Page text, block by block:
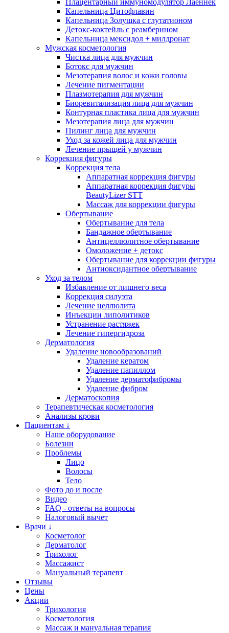
Плацентарный иммуномодулятор Лаеннек
Капельница Цитофлавин
Капельница Золушка с глутатионом
Детокс-коктейль с реамберином
Капельница мексидол + милдронат
Мужская косметология
Чистка лица для мужчин
Ботокс для мужчин
Мезотерапия волос и кожи головы
Лечение пигментации
Плазмотерапия для мужчин
Биоревитализация лица для мужчин
Контурная пластика лица для мужчин
Мезотерапия лица для мужчин
Пилинг лица для мужчин
Уход за кожей лица для мужчин
Лечение прыщей у мужчин
Коррекция фигуры
Коррекция тела
Аппаратная коррекция фигуры
Аппаратная коррекция фигуры
BeautyLizer STT
Массаж для коррекции фигуры
Обертывание
Обертывание для тела
Бандажное обертывание
Антицеллюлитное обертывание
Омоложение + детокс
Обертывание для коррекции фигуры
Антиоксидантное обертывание
Уход за телом
Избавление от лишнего веса
Коррекция силуэта
Лечение целлюлита
Инъекции липолитиков
Устранение растяжек
Лечение гипергидроза
Дерматология
Удаление новообразований
Удаление кератом
Удаление папиллом
Удаление дерматофибромы
Удаление фибром
Дерматоскопия
Терапевтическая косметология
Анализы крови
Пациентам ↓
Наше оборудование
Болезни
Проблемы
Лицо
Волосы
Тело
Фото до и после
Видео
FAQ - ответы на вопросы
Налоговый вычет
Врачи ↓
Косметолог
Дерматолог
Трихолог
Массажист
Мануальный терапевт
Отзывы
Цены
Акции
Трихология
Косметология
Массаж и мануальная терапия